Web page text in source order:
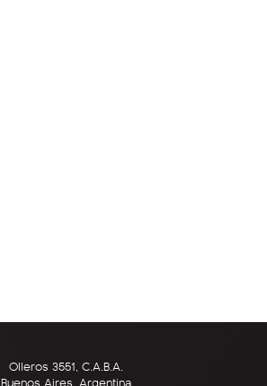
Olleros 3551, C.A.B.A.
Buenos Aires, Argentina